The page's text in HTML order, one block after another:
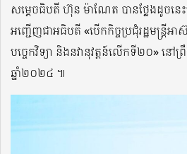
សម្តេចធិបតី ហ៊ុន ម៉ាណែត បានថ្លែងដូចនេ
អញ្ជើញជាអធិបតី «បើកកិច្ចប្រជុំរដ្ឋមន្ត្រីអាស៊
បច្ចេកវិទ្យា និងនវានុវត្តន៍លើកទី២០» នៅព្
ឆ្នាំ២០២៤ ៕